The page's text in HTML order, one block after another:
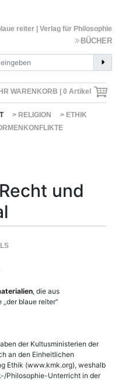
IHR WARENKORB | 0 Artikel
reiter | Verlag für Philosophie
BÜCHER
> RELIGION
> ETHIK
und
, die aus
blaue reiter“
der Kultusministerien der
an den Einheitlichen
Ethik (www.kmk.org), weshalb
Philosophie-Unterricht in der